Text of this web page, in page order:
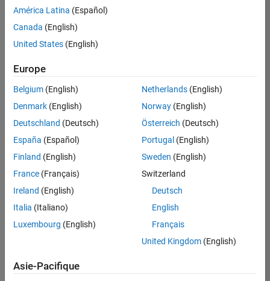
Actuellement,
aucune
offre
d'emploi
correspondant
à vos
critères
de
recherche.
Vous
pouvez
élargir
votre
recherche
ou
afficher
l’ensemble
d'emploi.
América Latina (Español)
Canada (English)
United States (English)
Europe
Belgium (English)
Denmark (English)
Deutschland (Deutsch)
España (Español)
Finland (English)
France (Français)
Ireland (English)
Italia (Italiano)
Luxembourg (English)
Netherlands(English)
Norway(English)
Österreich (Deutsch)
Portugal (English)
Sweden (English)
Switzerland
Deutsch
English
Français
United Kingdom(English)
Asie-Pacifique